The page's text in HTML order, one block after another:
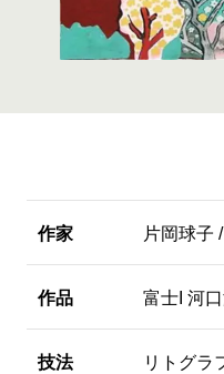
作家 片岡球子
作品 富士I 河
技法 リトグラ